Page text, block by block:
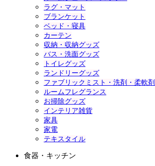
ラグ・マット
ブランケット
ベッド・寝具
カーテン
収納・収納グッズ
バス・洗面グッズ
トイレグッズ
ランドリーグッズ
ファブリックミスト・洗剤・柔軟剤
ルームフレグランス
お掃除グッズ
インテリア雑貨
家具
家電
テキスタイル
食器・キッチン